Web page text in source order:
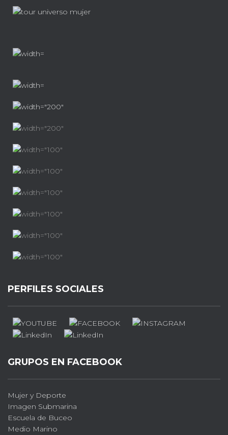
PERFILES SOCIALES
GRUPOS EN FACEBOOK
Mujer y Deporte
Imagen Submarina
Escuela de Buceo
Medio Marino